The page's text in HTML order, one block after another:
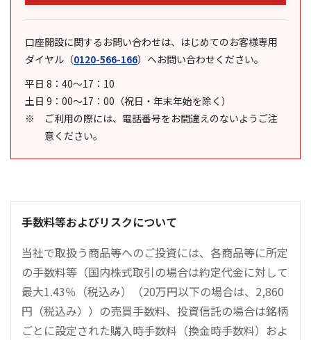
口座開設に関するお問い合わせは、はじめてのお客様専用
ダイヤル （0120-566-166） へお問い合わせください。
平日 8：40～17：10
土日 9：00～17：00（祝日・年末年始を除く）
ご利用の際には、電話番号をお間違えのないようご注
意ください。
手数料等およびリスクについて
当社で取扱う商品等へのご投資には、各商品等に所定
の手数料等（国内株式取引の場合は約定代金に対して
最大1.43％（税込み）（20万円以下の場合は、2,860
円（税込み））の売買手数料、投資信託の場合は銘柄
ごとに設定された購入時手数料（換金時手数料）およ